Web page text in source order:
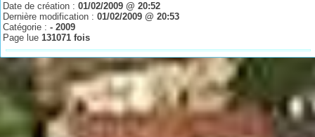
Date de création :01/02/2009 @ 20:52
Dernière modification :01/02/2009 @ 20:53
Catégorie :- 2009
Page lue131071 fois